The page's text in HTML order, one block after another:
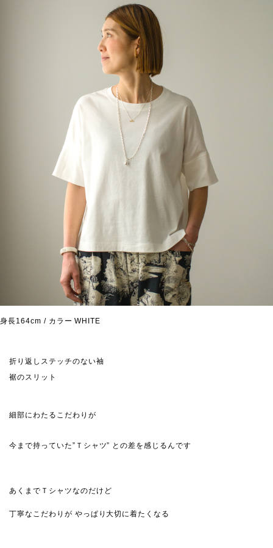
身長164cm / カラー WHITE
折り返しステッチのない袖
裾のスリット
細部にわたるこだわりが
今まで持っていた”Ｔシャツ” との差を感じるんです
あくまでＴシャツなのだけど
丁寧なこだわりが やっぱり大切に着たくなる